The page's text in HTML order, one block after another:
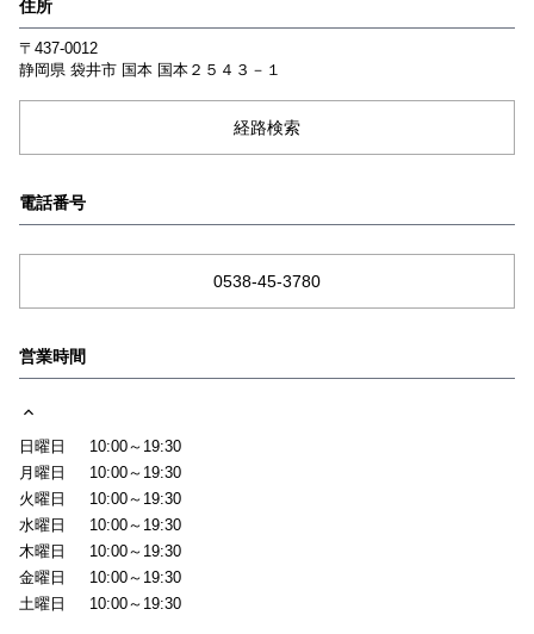
住所
〒437-0012
静岡県 袋井市 国本 国本２５４３－１
経路検索
電話番号
0538-45-3780
営業時間
日曜日
10:00～19:30
月曜日
10:00～19:30
火曜日
10:00～19:30
水曜日
10:00～19:30
木曜日
10:00～19:30
金曜日
10:00～19:30
土曜日
10:00～19:30